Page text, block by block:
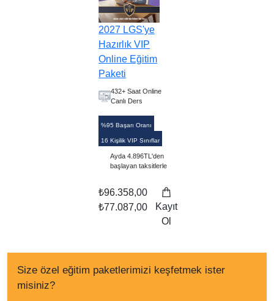
2027 LGS'ye
Hazırlık VIP
Online Eğitim
Paketi
432+ Saat Online
Canlı Ders
%95 Başarı Oranı
16 Kişilik VIP Sınıflar
Ayda 4.896TL'den
başlayan taksitlerle
₺96.358,00
₺77.087,00
Kayıt
Ol
Size özel eğitim paketlerimizi keşfetmek ister
misiniz?